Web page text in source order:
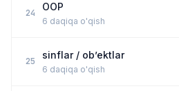
24
OOP
6 daqiqa o'qish
25
sinflar / ob’ektlar
6 daqiqa o'qish